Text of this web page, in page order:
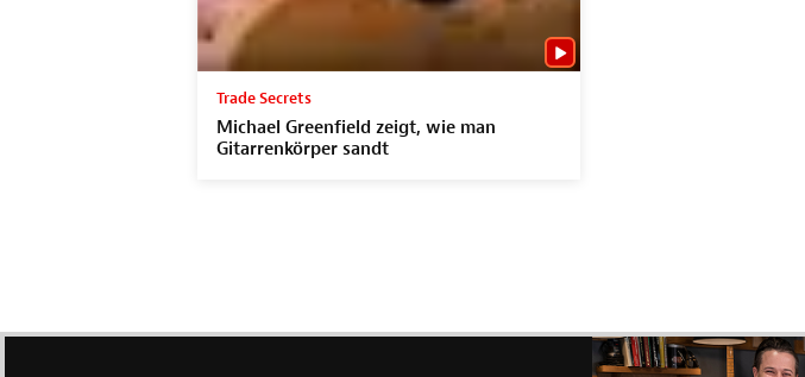
Trade Secrets
Michael Greenfield zeigt, wie man
Gitarrenkörper sandt